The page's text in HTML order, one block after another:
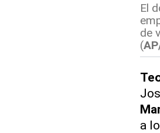
El
de
(
a